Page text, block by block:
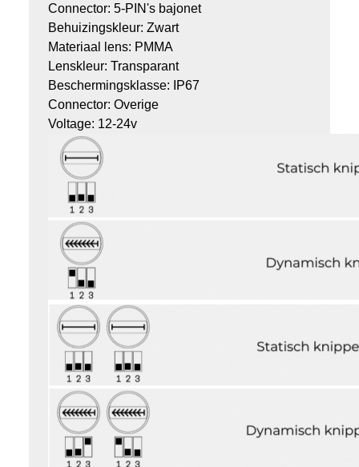
Connector: 5-PIN's bajonet
Behuizingskleur: Zwart
Materiaal lens: PMMA
Lenskleur: Transparant
Beschermingsklasse: IP67
Connector: Overige
Voltage: 12-24v